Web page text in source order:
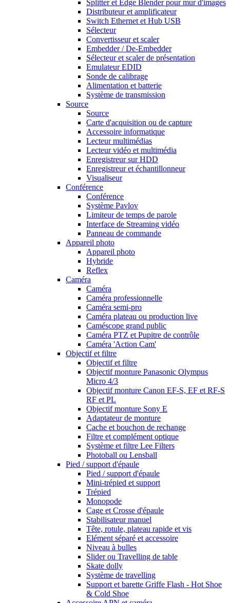
Splitter et Edge Blender pour mur d'images
Distributeur et amplificateur
Switch Ethernet et Hub USB
Sélecteur
Convertisseur et scaler
Embedder / De-Embedder
Sélecteur et scaler de présentation
Emulateur EDID
Sonde de calibrage
Alimentation et batterie
Système de transmission
Source
Source
Carte d'acquisition ou de capture
Accessoire informatique
Lecteur multimédias
Lecteur vidéo et multimédia
Enregistreur sur HDD
Enregistreur et échantillonneur
Visualiseur
Conférence
Conférence
Système Pavlov
Limiteur de temps de parole
Interface de Streaming vidéo
Panneau de commande
Appareil photo
Appareil photo
Hybride
Reflex
Caméra
Caméra
Caméra professionnelle
Caméra semi-pro
Caméra plateau ou production live
Caméscope grand public
Caméra PTZ et Pupitre de contrôle
Caméra 'Action Cam'
Objectif et filtre
Objectif et filtre
Objectif monture Panasonic Olympus
Micro 4/3
Objectif monture Canon EF-S, EF et RF-S
RF et PL
Objectif monture Sony E
Adaptateur de monture
Cache et bouchon de rechange
Filtre et complément optique
Système et filtre Lee Filters
Photoball ou Lensball
Pied / support d'épaule
Pied / support d'épaule
Mini-trépied et support
Trépied
Monopode
Cage et Crosse d'épaule
Stabilisateur manuel
Tête, rotule, plateau rapide et vis
Elément séparé et accessoire
Niveau à bulles
Slider ou Travelling de table
Skate dolly
Système de travelling
Support et barette Griffe Flash - Hot Shoe
& Cold Shoe